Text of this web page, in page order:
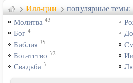
Илл-ции популярные темы:
Молитва 43
Бог 4
Библия 35
Богатство 32
Свадьба 3